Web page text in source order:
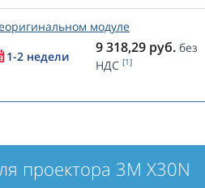
модуле
1-2 недели
9 318,29 руб. без
НДС [1]
проектора 3M X30N